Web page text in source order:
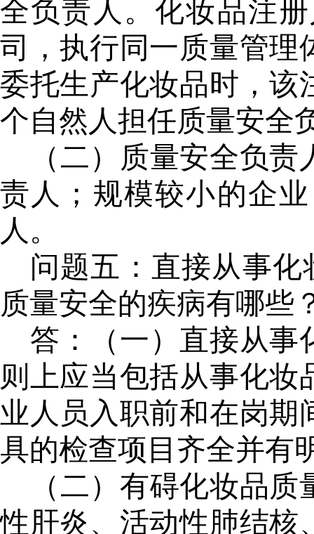
全负责人。化妆品注
司，执行同一质量管理
委托生产化妆品时，该
个自然人担任质量安全
（二）质量安全负
责人； 规模较小的企
人。
问题五： 直接从事化
质量安全的疾病有哪些
答：
（一） 直接从事
则上应当包括从事化
业人员入职前和在岗期
具的检查项目齐全并有
（二）有碍化妆品质
性肝炎、活动性肺结核